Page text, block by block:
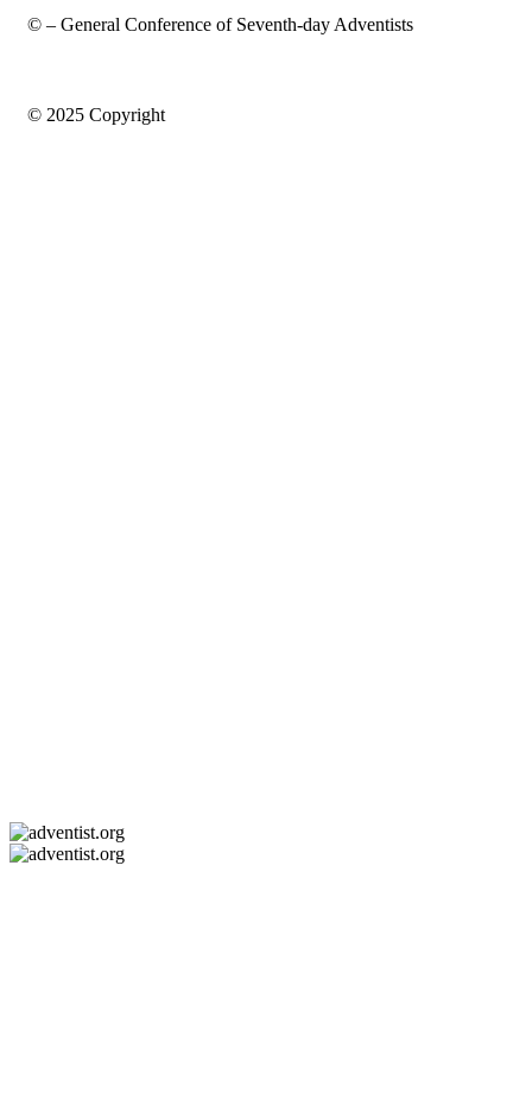
© – General Conference of Seventh-day Adventists
© 2025 Copyright